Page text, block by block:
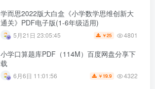
学而思2022版大白盒《小学数学思维创新大
通关》PDF电子版(1-6年级适用)
5月21日 23:05:45 ￥25 4801
小学口算题库PDF（114M）百度网盘分享下
载
6月6日 11:01:56 ￥ 19.9 4322